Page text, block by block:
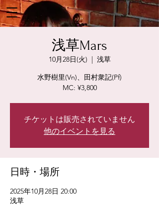
浅草Mars
10月28日(火)
  |
浅草
水野樹里(Vn)、田村衆記(Pf)
MC: ¥3,800
チケットは販売されていません
他のイベントを見る
日時・場所
2025年10月28日 20:00
浅草